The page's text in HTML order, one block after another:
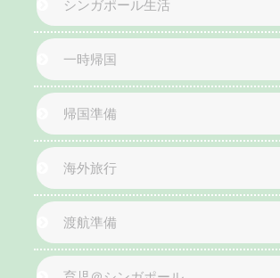
シンガポール生活
一時帰国
帰国準備
海外旅行
渡航準備